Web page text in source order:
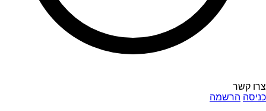
צרו קשר
כניסה הרשמה